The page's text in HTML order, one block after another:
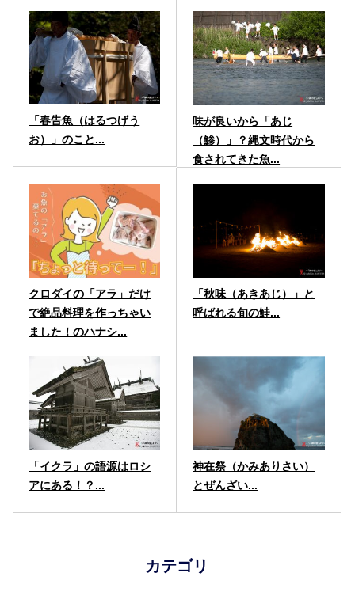
「春告魚（はるつげう
お）」のこと...
味が良いから「あじ
（鯵）」？縄文時代から
食されてきた魚...
クロダイの「アラ」だけ
で絶品料理を作っちゃい
ました！のハナシ...
「秋味（あきあじ）」と
呼ばれる旬の鮭...
「イクラ」の語源はロシ
アにある！？...
神在祭（かみありさい）
とぜんざい...
カテゴリ